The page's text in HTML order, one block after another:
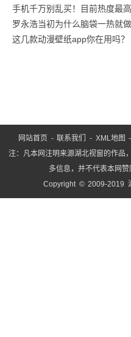
商汤
手机千万别乱买！目前热度最
罗永浩当初为什么脑袋一热就做
这几款动漫壁纸app你在用吗？
网站首页 -联系我们 - XML地图
注：凡本网注明来源湖北视窗的作品
多信息，并不代表本网赞
Copyright © 2009-2019